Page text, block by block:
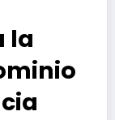
la